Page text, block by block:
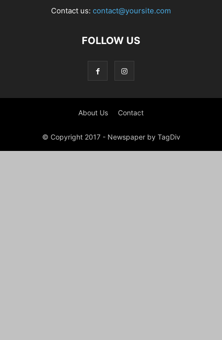
Contact us: contact@yoursite.com
FOLLOW US
About Us Contact
© Copyright 2017 - Newspaper by TagDiv